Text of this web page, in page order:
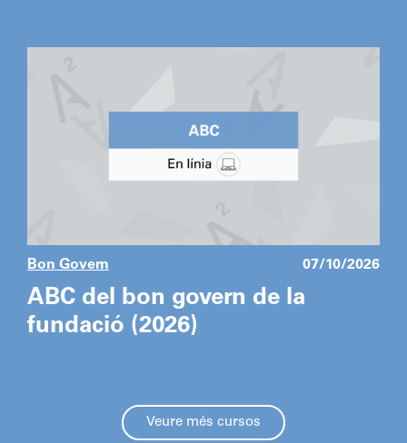
Bon Govern 07/10/2026
ABC del bon govern de la
fundació (2026)
Veure més cursos